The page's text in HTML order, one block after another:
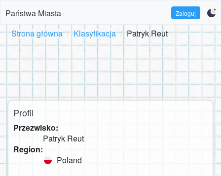
Państwa Miasta Zaloguj
Strona główna Klasyfikacja Patryk Reut
Profil
Przezwisko:
Patryk Reut
Region:
Poland